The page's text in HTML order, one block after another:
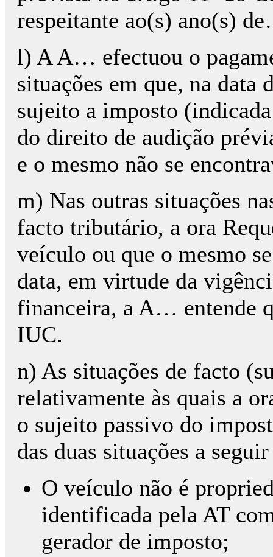
respeitante ao(s) ano(s)
l) A A… efectuou o
situações em que, na data
sujeito a imposto
do direito de audição
e o mesmo não se
m) Nas outras situações
facto tributário, a ora
veículo ou que o mesmo
data, em virtude da
financeira, a A… entende
IUC.
n) As situações de facto
relativamente às quais a
o sujeito passivo do
das duas situações a
O veículo não é
identificada pela AT
gerador de imposto;